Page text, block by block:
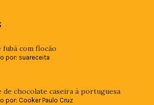
fubá com flocão
por: suareceita
de chocolate caseira à portuguesa
por: Cooker Paulo Cruz